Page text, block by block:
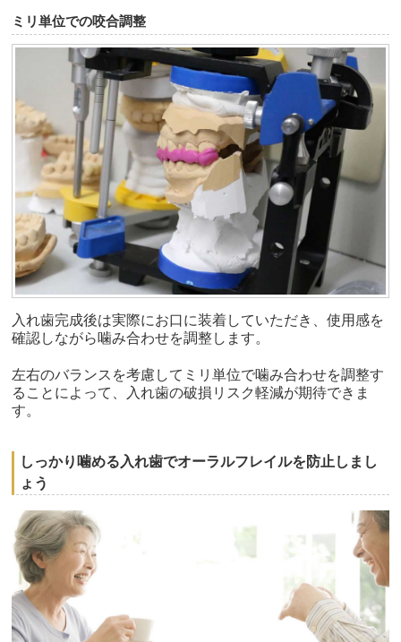
ミリ単位での咬合調整
入れ歯完成後は実際にお口に装着していただき、使用感を
確認しながら噛み合わせを調整します。
左右のバランスを考慮してミリ単位で噛み合わせを調整す
ることによって、入れ歯の破損リスク軽減が期待できま
す。
しっかり噛める入れ歯でオーラルフレイルを防止しまし
ょう